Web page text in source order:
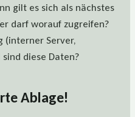
gilt es sich als nächstes
darf worauf zugreifen?
(interner Server,
diese Daten?
Ablage!